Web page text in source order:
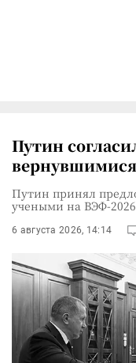
Путин
Путин принял
учеными на ВЭФ-2026
6 августа 2026, 14:14